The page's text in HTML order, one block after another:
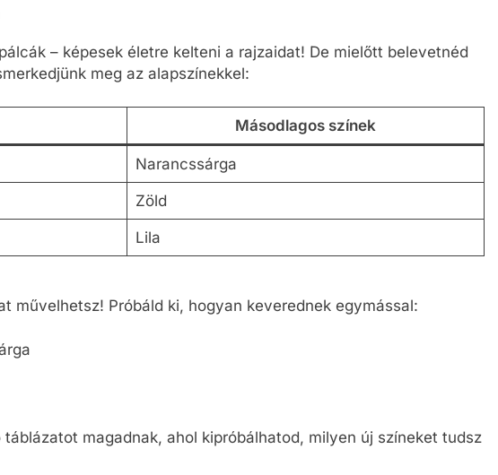
– képesek életre kelteni a rajzaidat! De mielőtt belevetnéd
meg az alapszínekkel:
Másodlagos színek
Narancssárga
Zöld
Lila
művelhetsz! Próbáld ki, hogyan keverednek egymással:
magadnak, ahol kipróbálhatod, milyen új színeket tudsz